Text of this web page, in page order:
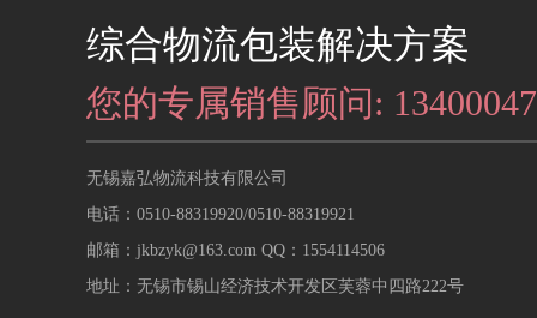
综合物流包装解决方案
您的专属销售顾问:
无锡嘉弘物流科技有限公司
电话：0510-88319920/0510-88319921
邮箱：jkbzyk@163.com QQ：1554114506
地址：无锡市锡山经济技术开发区芙蓉中四路222号